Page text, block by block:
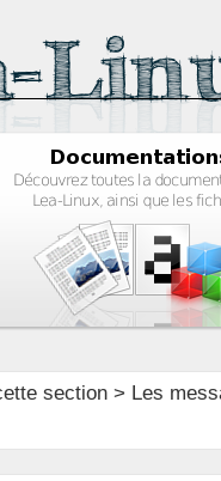
section> Les